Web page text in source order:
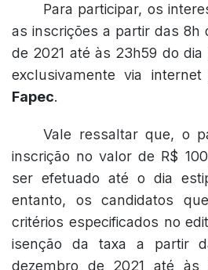
Para participar, os
as inscrições a partir das 8h
de 2021 até às 23h59 do
exclusivamente via
Fapec.
Vale ressaltar que, o
inscrição no valor de R$
ser efetuado até o dia
entanto, os candidatos
critérios especificados no
isenção da taxa a partir
dezembro de 2021 até